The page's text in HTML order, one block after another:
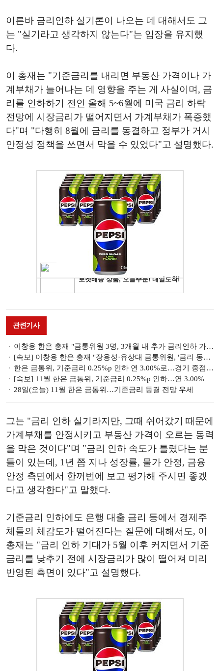
이른바 금리인하 실기론이 나오는 데 대해서도 그
는 "실기라고 생각하지 않는다"는 입장을 유지했
다.
이 총재는 "기준금리를 내리면 부동산 가격이나 가
계부채가 늘어나는 데 영향을 주는 게 사실이며, 금
리를 인하하기 전인 올해 5~6월에 미국 금리 하락
전망에 시장금리가 떨어지면서 가계부채가 폭증했
다"며 "다행히 8월에 금리를 동결하고 정부가 거시
안정성 정책을 쓰면서 막을 수 있었다"고 설명했다.
관련기사
이창용 한은 총재 "금통위원 3명, 3개월 내 추가 금리인하 가능성 열어두자는 의견"
[속보] 이창용 한은 총재 "장용성·유상대 금통위원, '금리 동결' 소수의견 제시"
한은 금통위, 기준금리 0.25%p 인하 연 3.00%로…경기 중점 '깜짝' 연속 인하
[속보] 11월 한은 금통위, 기준금리 0.25%p 인하…연 3.00%
28일(오늘) 11월 한은 금통위…기준금리 동결 전망 우세
그는 "금리 인하 실기라지만, 그때 쉬어갔기 때문에
가계부채를 안정시키고 부동산 가격이 오르는 동력
을 막은 것이다"며 "금리 인하 속도가 틀렸다는 분
들이 있는데, 1년 쯤 지나 성장률, 물가 안정, 금융
안정 측면에서 한꺼번에 보고 평가해 주시면 좋겠
다고 생각한다"고 말했다.
기준금리 인하에도 은행 대출 금리 등에서 경제주
체들의 체감도가 떨어진다는 질문에 대해서도, 이
총재는 "금리 인하 기대가 5월 이후 커지면서 기준
금리를 낮추기 전에 시장금리가 많이 떨어져 미리
반영된 측면이 있다"고 설명했다.